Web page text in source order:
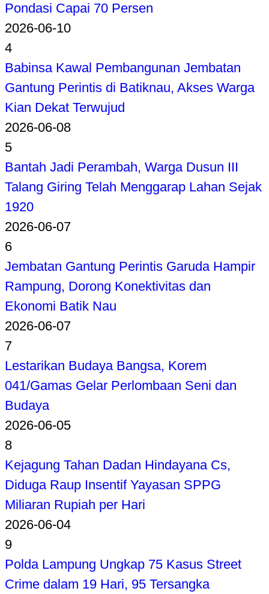
Pondasi Capai 70 Persen
2026-06-10
4
Babinsa Kawal Pembangunan Jembatan
Gantung Perintis di Batiknau, Akses Warga
Kian Dekat Terwujud
2026-06-08
5
Bantah Jadi Perambah, Warga Dusun III
Talang Giring Telah Menggarap Lahan Sejak
1920
2026-06-07
6
Jembatan Gantung Perintis Garuda Hampir
Rampung, Dorong Konektivitas dan
Ekonomi Batik Nau
2026-06-07
7
Lestarikan Budaya Bangsa, Korem
041/Gamas Gelar Perlombaan Seni dan
Budaya
2026-06-05
8
Kejagung Tahan Dadan Hindayana Cs,
Diduga Raup Insentif Yayasan SPPG
Miliaran Rupiah per Hari
2026-06-04
9
Polda Lampung Ungkap 75 Kasus Street
Crime dalam 19 Hari, 95 Tersangka